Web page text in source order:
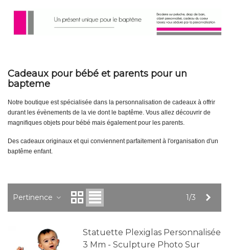
Cadeaux pour bébé et parents pour un
bapteme
Notre boutique est spécialisée dans la personnalisation de cadeaux à offrir
durant les évènements de la vie dont le baptême. Vous allez découvrir de
magnifiques objets pour bébé mais également pour les parents.
Des cadeaux originaux et qui conviennent parfaitement à l'organisation d'un
baptême enfant.
Pertinence 1/3
Statuette Plexiglas Personnalisée
3 Mm - Sculpture Photo Sur